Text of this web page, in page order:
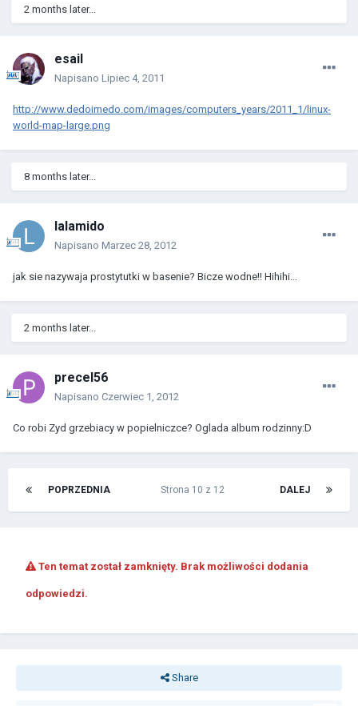
2 months later...
esail
Napisano Lipiec 4, 2011
http://www.dedoimedo.com/images/computers_years/2011_1/linux-
world-map-large.png
8 months later...
lalamido
Napisano Marzec 28, 2012
jak sie nazywaja prostytutki w basenie? Bicze wodne!! Hihihi...
2 months later...
precel56
Napisano Czerwiec 1, 2012
Co robi Zyd grzebiacy w popielniczce? Oglada album rodzinny:D
POPRZEDNIA DALEJ
Strona 10 z 12
Ten temat został zamknięty. Brak możliwości dodania
odpowiedzi.
Share